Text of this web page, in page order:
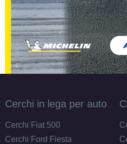
Cerchi in lega per auto
Cerchi Fiat 500
Cerchi Ford Fiesta